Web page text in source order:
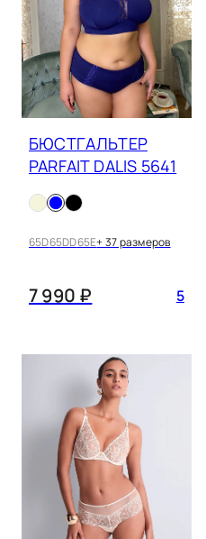
БЮСТГАЛЬТЕР
PARFAIT DALIS 5641
65D65DD65E+ 37 размеров
7 990 ₽ 5